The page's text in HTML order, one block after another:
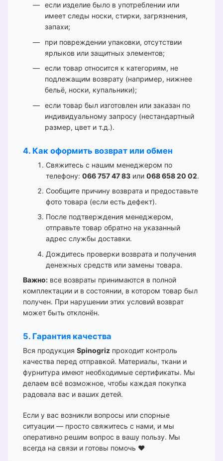
если изделие было в употреблении или
имеет следы носки, стирки, загрязнения,
запахи;
при повреждении упаковки, отсутствии
ярлыков или защитных элементов;
если товар относится к категориям, не
подлежащим возврату (например, нижнее
бельё, носки, купальники);
если товар был изготовлен или заказан по
индивидуальному запросу (нестандартный
размер, цвет и т.д.).
4. Как оформить возврат или обмен
Свяжитесь с нашим менеджером по
телефону: 066 757 47 83 или 068 658 20 02.
Сообщите причину возврата и предоставьте
фото товара (если есть дефект).
После подтверждения менеджером,
отправьте товар обратно на указанный
адрес службы доставки.
Дождитесь проверки возврата и получения
денежных средств или замены товара.
Важно: все возвраты принимаются в полной
комплектации и в состоянии, в котором товар был
получен. При нарушении этих условий возврат
может быть отклонён.
5. Гарантия качества
Вся продукция Spinogriz проходит контроль
качества перед отправкой. Материалы, ткани и
фурнитура имеют необходимые сертификаты. Мы
делаем всё возможное, чтобы каждая покупка
радовала вас и ваших детей.
Если у вас возникли вопросы или спорные
ситуации — просто свяжитесь с нами, и мы
оперативно решим вопрос в вашу пользу. Мы
всегда на связи и готовы помочь ❤️